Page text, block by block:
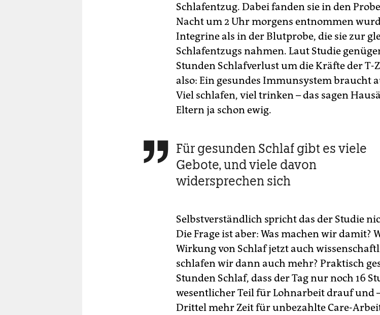
Schlafentzug. Dabei fanden sie in den
Nacht um 2 Uhr morgens entnommen
Integrine als in der Blutprobe, die sie zur
Schlafentzugs nahmen. Laut Studie
Stunden Schlafverlust um die Kräfte der
also: Ein gesundes Immunsystem braucht
Viel schlafen, viel trinken – das sagen
Eltern ja schon ewig.
 Für gesunden Schlaf gibt es viele
Gebote, und viele davon
widersprechen sich
Selbstverständlich spricht das der Studie
Die Frage ist aber: Was machen wir damit?
Wirkung von Schlaf jetzt auch
schlafen wir dann auch mehr? Praktisch
Stunden Schlaf, dass der Tag nur noch 16
wesentlicher Teil für Lohnarbeit drauf und
Drittel mehr Zeit für unbezahlte Care-